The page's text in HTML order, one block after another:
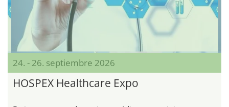
24. - 26. septiembre 2026
HOSPEX Healthcare Expo